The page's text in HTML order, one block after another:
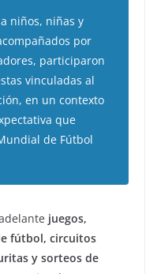
niños, niñas y
por
participaron
vinculadas al
en un contexto
que
de Fútbol
juegos,
fútbol, circuitos
y sorteos de